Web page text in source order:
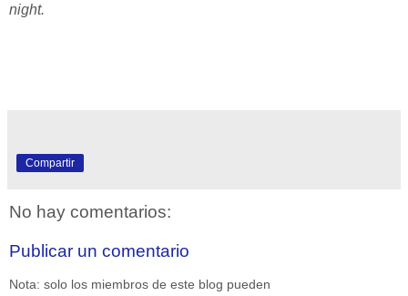
night.
Compartir
No hay comentarios:
Publicar un comentario
Nota: solo los miembros de este blog pueden